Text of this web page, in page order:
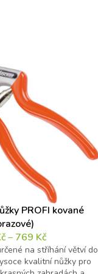
PROFI kované
– 769 Kč
na stříhání větví do
kvalitní nůžky pro